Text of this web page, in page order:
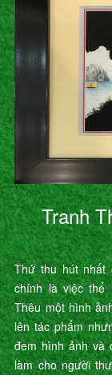
Tranh
Thứ thu hút
chính là việc thể
Thêu một hình
lên tác phẩm
đem hình ảnh và
làm cho người